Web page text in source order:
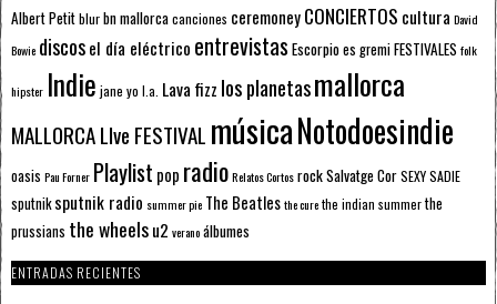
Albert Petitblurbn mallorcacanciones ceremoneyCONCIERTOS cultura David
Bowie discosel día eléctrico entrevistas Escorpioes gremiFESTIVALES folk
hipster Indie jane yo l.a. Lava fizz los planetasmallorca
MALLORCA LIve FESTIVAL músicaNotodoesindie
oasis Pau Forner Playlist pop radioRelatos CortosrockSalvatge CorSEXY SADIE
sputnik sputnik radio summer pie The Beatlesthe curethe indian summerthe
prussians the wheelsu2 veranoálbumes
ENTRADAS RECIENTES